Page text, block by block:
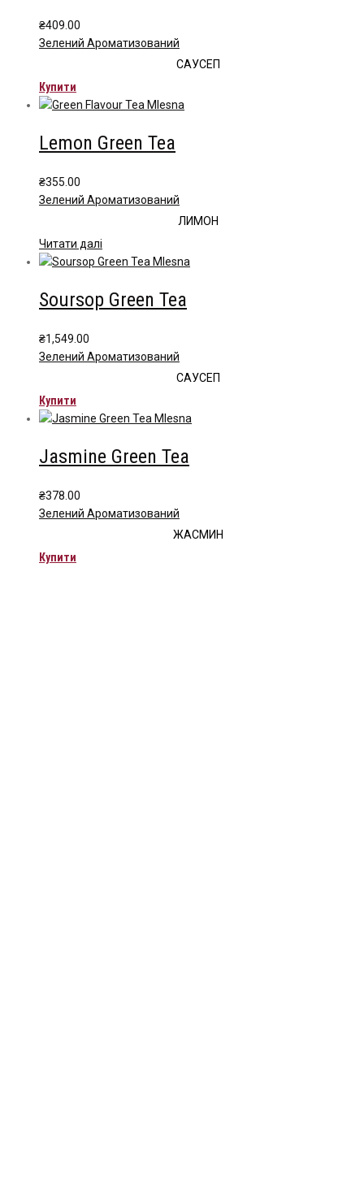
₴409.00
Зелений Ароматизований
САУСЕП
Купити
Lemon Green Tea
₴355.00
Зелений Ароматизований
ЛИМОН
Читати далі
Soursop Green Tea
₴1,549.00
Зелений Ароматизований
САУСЕП
Купити
Jasmine Green Tea
₴378.00
Зелений Ароматизований
ЖАСМИН
Купити